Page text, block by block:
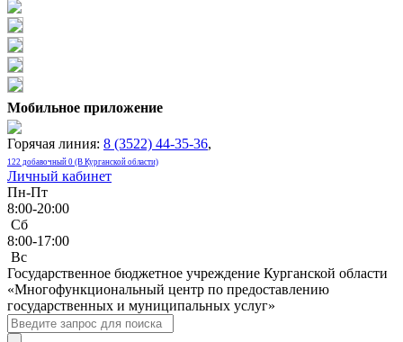
Мобильное приложение
Горячая линия: 8 (3522) 44-35-36,
122 добавочный 0 (В Курганской области)
Личный кабинет
Пн-Пт
8:00-20:00
Сб
8:00-17:00
Bc
Государственное бюджетное учреждение Курганской области
«Многофункциональный центр по предоставлению
государственных и муниципальных услуг»